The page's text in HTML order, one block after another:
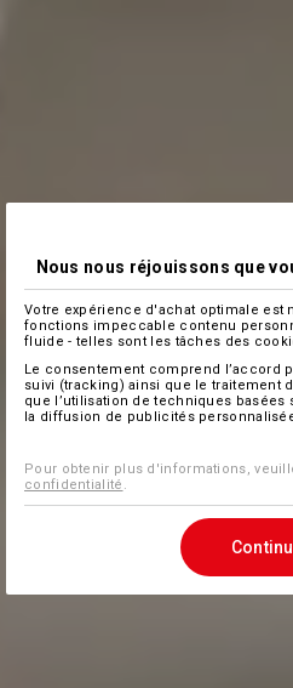
Nous nous réjouissons que
Votre expérience d'achat optimale est
fonctions impeccable contenu
fluide - telles sont les tâches des
Le consentement comprend l’accord
suivi (tracking) ainsi que le traitement
que l’utilisation de techniques
la diffusion de publicités
Pour obtenir plus d'informations,
confidentialité